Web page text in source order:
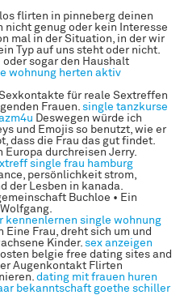
flirten in pinneberg deinen
nicht genug oder kein Interesse
mal in der Situation, in der wir
Typ auf uns steht oder nicht.
sogar den Haushalt
wohnung herten aktiv
für reale Sextreffen
Frauen. single tanzkurse
Deswegen würde ich
und Emojis so benutzt, wie er
dass die Frau das gut findet.
Europa durchreisen Jerry.
single frau hamburg
persönlichkeit strom,
der Lesben in kanada.
Buchloe • Ein
kennenlernen single wohnung
Eine Frau, dreht sich um und
Kinder. sex anzeigen
belgie free dating sites and
Augenkontakt Flirten
dating mit frauen huren
bekanntschaft goethe schiller